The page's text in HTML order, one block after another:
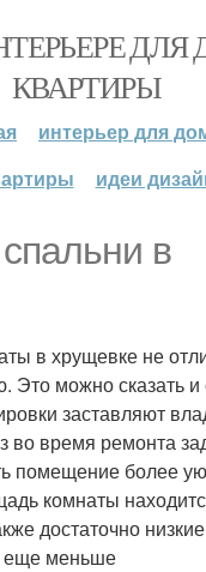
КВАРТИРЫ
интерьер для
идеи
в
в хрущевке не
можно сказать и
заставляют
во время ремонта
помещение более
комнаты
достаточно
еще меньше